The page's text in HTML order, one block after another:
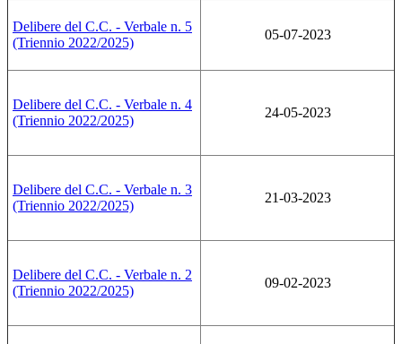
Delibere del C.C. - Verbale n. 5
(Triennio 2022/2025)
05-07-2023
Delibere del C.C. - Verbale n. 4
(Triennio 2022/2025)
24-05-2023
Delibere del C.C. - Verbale n. 3
(Triennio 2022/2025)
21-03-2023
Delibere del C.C. - Verbale n. 2
(Triennio 2022/2025)
09-02-2023